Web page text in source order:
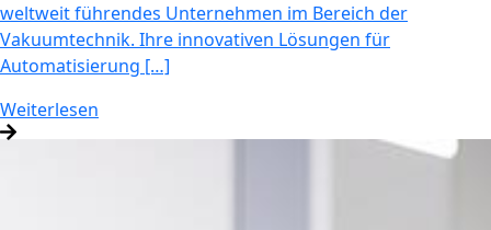
weltweit führendes Unternehmen im Bereich der
Vakuumtechnik. Ihre innovativen Lösungen für
Automatisierung […]
Weiterlesen